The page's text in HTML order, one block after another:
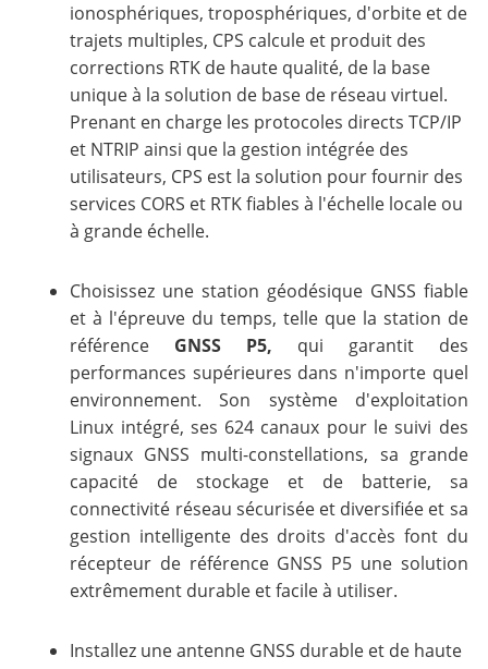
ionosphériques, troposphériques, d'orbite et de
trajets multiples, CPS calcule et produit des
corrections RTK de haute qualité, de la base
unique à la solution de base de réseau virtuel.
Prenant en charge les protocoles directs TCP/IP
et NTRIP ainsi que la gestion intégrée des
utilisateurs, CPS est la solution pour fournir des
services CORS et RTK fiables à l'échelle locale ou
à grande échelle.
Choisissez une station géodésique GNSS fiable
et à l'épreuve du temps, telle que la station de
référence GNSS P5, qui garantit des
performances supérieures dans n'importe quel
environnement. Son système d'exploitation
Linux intégré, ses 624 canaux pour le suivi des
signaux GNSS multi-constellations, sa grande
capacité de stockage et de batterie, sa
connectivité réseau sécurisée et diversifiée et sa
gestion intelligente des droits d'accès font du
récepteur de référence GNSS P5 une solution
extrêmement durable et facile à utiliser.
Installez une antenne GNSS durable et de haute